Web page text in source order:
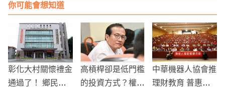
你可能會想知道
彰化大村關懷禮金
通過了！ 鄉民過
高槓桿卻是低門檻
的投資方式？權證
中華機器人協會推
理財教育 普惠金